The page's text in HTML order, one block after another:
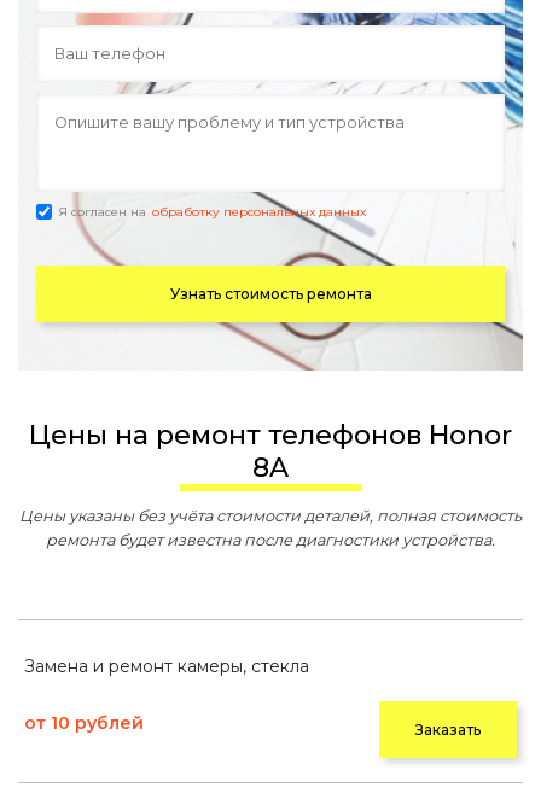
Я согласен на обработку персональных данных
Узнать стоимость ремонта
Цены на ремонт телефонов Honor
8A
Цены указаны без учёта стоимости деталей, полная стоимость
ремонта будет известна после диагностики устройства.
Замена и ремонт камеры, стекла
от 10 рублей Заказать